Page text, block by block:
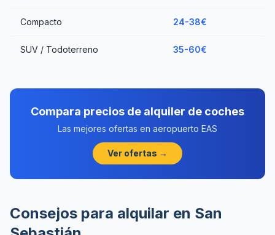
Compacto 24-38€
SUV / Todoterreno 35-60€
Compara precios de alquiler de coches
Las mejores ofertas en aeropuerto EAS
Ver ofertas →
Consejos para alquilar en San